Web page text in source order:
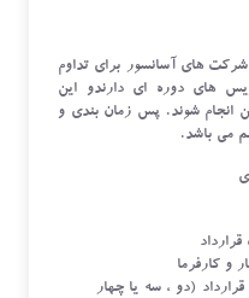
های آسانسور برای تداوم
های دوره ای دارندو این
انجام شوند. پس زمان بندی و
می باشد.
و کارفرما
(دو ، سه یا چهار